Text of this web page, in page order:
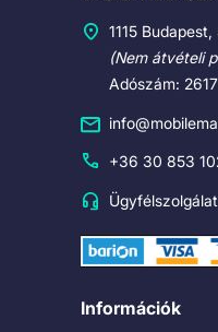
1115
(Nem átvételi
Adószám:
+36 30 853
Információk